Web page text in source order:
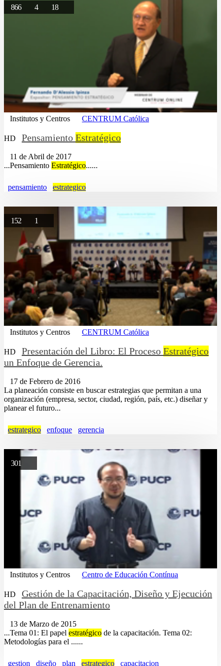
866 4 18
Institutos y Centros CENTRUM Católica
HD Pensamiento Estratégico
11 de Abril de 2017
...Pensamiento Estratégico......
pensamiento estrategico
152 1
Institutos y Centros CENTRUM Católica
HD Presentación del Libro: El Proceso Estratégico
un Enfoque de Gerencia.
17 de Febrero de 2016
La planeación consiste en buscar estrategias que permitan a una
organización (empresa, sector, ciudad, región, país, etc.) diseñar y
planear el futuro...
estrategico enfoque gerencia
301
Institutos y Centros Centro de Educación Contínua
HD
Gestión de la Capacitación, Diseño y Ejecución
del Plan de Entrenamiento
13 de Marzo de 2015
...Tema 01: El papel estratégico de la capacitación. Tema 02:
Metodologías para el ......
gestion diseño plan estrategico capacitacion